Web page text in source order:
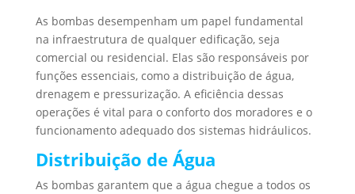
As bombas desempenham um papel fundamental
na infraestrutura de qualquer edificação, seja
comercial ou residencial. Elas são responsáveis por
funções essenciais, como a distribuição de água,
drenagem e pressurização. A eficiência dessas
operações é vital para o conforto dos moradores e o
funcionamento adequado dos sistemas hidráulicos.
Distribuição de Água
As bombas garantem que a água chegue a todos os